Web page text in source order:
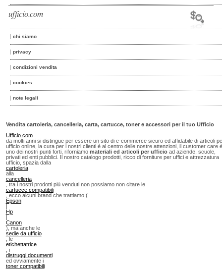
ufficio.com
chi siamo
privacy
condizioni vendita
cookies
note legali
Vendita cartoleria, cancelleria, carta, cartucce, toner e accessori per il tuo Ufficio
Ufficio.com
da molti anni si distingue per essere un sito di e-commerce sicuro ed affidabile di articoli
ufficio online, la cura per i nostri clienti è al centro delle nostre attenzioni, il customer care è
uno dei nostri punti forti, riforniamo materiali ed articoli per ufficioad aziende, scuole,
privati ed enti pubblici. Il nostro catalogo prodotti, ricco di forniture per uffici e attrezzatura
ufficio, spazia dalla
cartoleria
alla
cancelleria
, tra i nostri prodotti più venduti non possiamo non citare le
cartucce compatibili
, ecco alcuni brand che trattiamo (
Epson
|
Hp
|
Canon
), ma anche le
sedie da ufficio
, le
etichettatrice
, i
distruggi documenti
ed ovviamente i
toner compatibili